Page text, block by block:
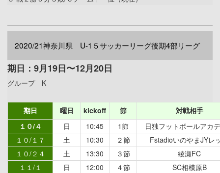
2020/21神奈川県 U-1５サッカーリーグ後期4部リーグ
期日：9月19日〜12月20日
グループ K
期日 曜日 kickoff 節
対戦相手
１０/４
日 10:45 1節
日独フットボールアカ
１０/１７
土 10:30 ２節
FstadioいのやまJYレ
１０/２４
土 13:30 ３節
綾瀬FC
１１/１
日 12:00 ４節
SC相模原B